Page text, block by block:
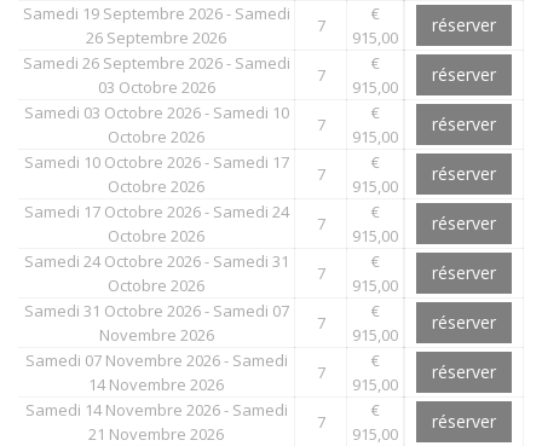
Samedi 19 Septembre 2026 - Samedi
26 Septembre 2026
7
€
915,00
réserver
Samedi 26 Septembre 2026 - Samedi
03 Octobre 2026
7
€
915,00
réserver
Samedi 03 Octobre 2026 - Samedi 10
Octobre 2026
7
€
915,00
réserver
Samedi 10 Octobre 2026 - Samedi 17
Octobre 2026
7
€
915,00
réserver
Samedi 17 Octobre 2026 - Samedi 24
Octobre 2026
7
€
915,00
réserver
Samedi 24 Octobre 2026 - Samedi 31
Octobre 2026
7
€
915,00
réserver
Samedi 31 Octobre 2026 - Samedi 07
Novembre 2026
7
€
915,00
réserver
Samedi 07 Novembre 2026 - Samedi
14 Novembre 2026
7
€
915,00
réserver
Samedi 14 Novembre 2026 - Samedi
21 Novembre 2026
7
€
915,00
réserver